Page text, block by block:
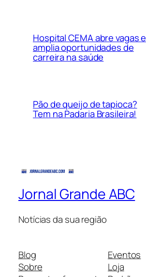
Hospital CEMA abre vagas e
amplia oportunidades de
carreira na saúde
Pão de queijo de tapioca?
Tem na Padaria Brasileira!
Jornal Grande ABC
Notícias da sua região
Blog
Sobre
Eventos
Loja